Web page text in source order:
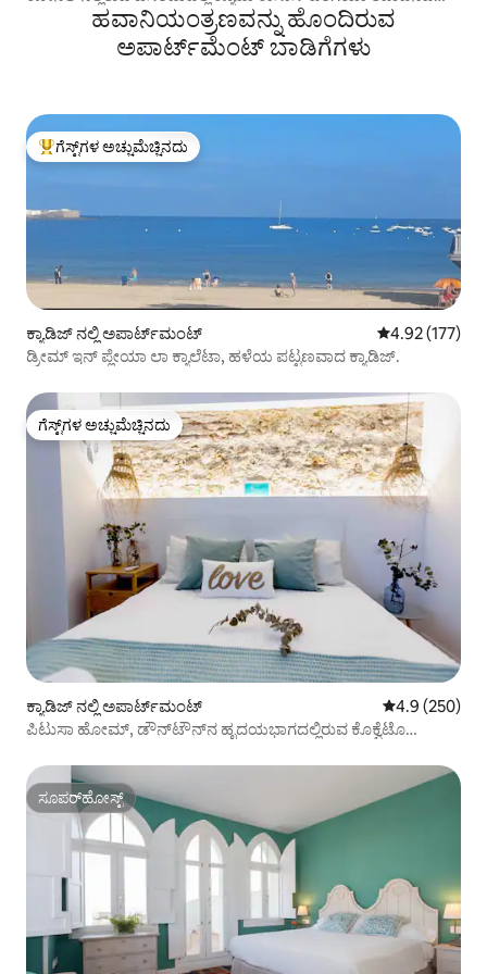
ಹವಾನಿಯಂತ್ರಣವನ್ನು ಹೊಂದಿರುವ
ಅಪಾರ್ಟ್‌ಮೆಂಟ್‌ ಬಾಡಿಗೆಗಳು
ಗೆಸ್ಟ್‌ಗಳಿಗೆ ಅತಿ ಹೆಚ್ಚು ಅಚ್ಚುಮೆಚ್ಚಿನದು
ಗೆಸ್ಟ್‌ಗಳ ಅಚ್ಚುಮೆಚ್ಚಿನದು
ಕ್ಯಾಡಿಜ್ ನಲ್ಲಿ ಅಪಾರ್ಟ್‌ಮಂಟ್ 5 ರಲ್ಲಿ 4.92
4.92 (177)
ಡ್ರೀಮ್ ಇನ್ ಪ್ಲೇಯಾ ಲಾ ಕ್ಯಾಲೆಟಾ, ಹಳೆಯ ಪಟ್ಟಣವಾದ ಕ್ಯಾಡಿಜ್.
ಗೆಸ್ಟ್‌ಗಳ ಅಚ್ಚುಮೆಚ್ಚಿನದು
ಗೆಸ್ಟ್‌ಗಳ ಅಚ್ಚುಮೆಚ್ಚಿನದು
ಕ್ಯಾಡಿಜ್ ನಲ್ಲಿ ಅಪಾರ್ಟ್‌ಮಂಟ್ 5 ರಲ್ಲಿ 4.9
4.9 (250)
ಪಿಟುಸಾ ಹೋಮ್, ಡೌನ್‌ಟೌನ್‌ನ ಹೃದಯಭಾಗದಲ್ಲಿರುವ ಕೊಕ್ವೆಟೊ
ಸೂಪರ್‌ಹೋಸ್ಟ್
ಸೂಪರ್‌ಹೋಸ್ಟ್